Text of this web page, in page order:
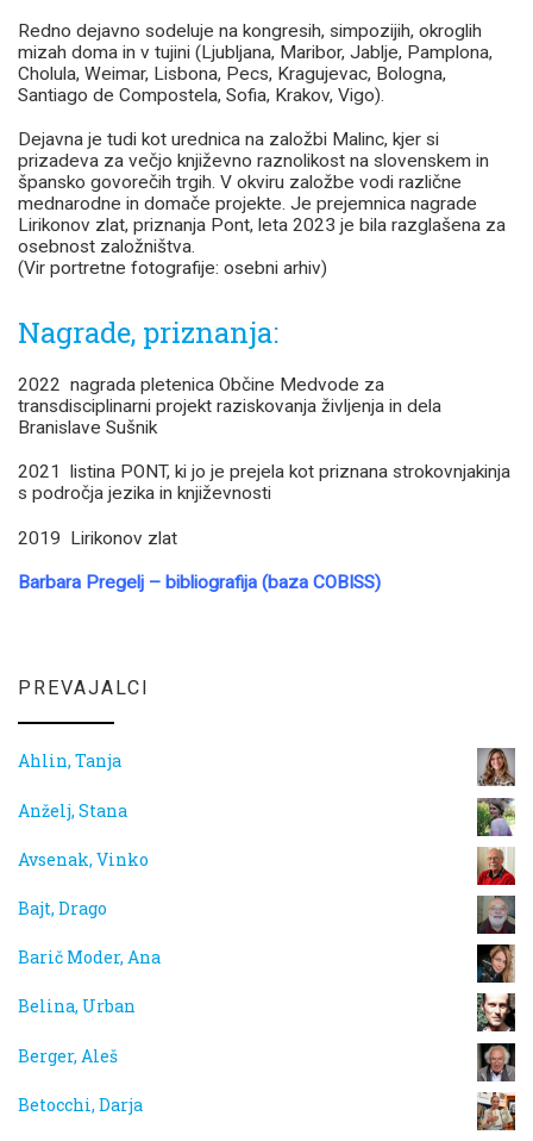
Redno dejavno sodeluje na kongresih, simpozijih, okroglih
mizah doma in v tujini (Ljubljana, Maribor, Jablje, Pamplona,
Cholula, Weimar, Lisbona, Pecs, Kragujevac, Bologna,
Santiago de Compostela, Sofia, Krakov, Vigo).
Dejavna je tudi kot urednica na založbi Malinc, kjer si
prizadeva za večjo književno raznolikost na slovenskem in
špansko govorečih trgih. V okviru založbe vodi različne
mednarodne in domače projekte. Je prejemnica nagrade
Lirikonov zlat, priznanja Pont, leta 2023 je bila razglašena za
osebnost založništva.
(Vir portretne fotografije: osebni arhiv)
Nagrade, priznanja:
2022 nagrada pletenica Občine Medvode za
transdisciplinarni projekt raziskovanja življenja in dela
Branislave Sušnik
2021 listina PONT, ki jo je prejela kot priznana strokovnjakinja
s področja jezika in književnosti
2019 Lirikonov zlat
Barbara Pregelj – bibliografija (baza COBISS)
PREVAJALCI
Ahlin, Tanja
Anželj, Stana
Avsenak, Vinko
Bajt, Drago
Barič Moder, Ana
Belina, Urban
Berger, Aleš
Betocchi, Darja